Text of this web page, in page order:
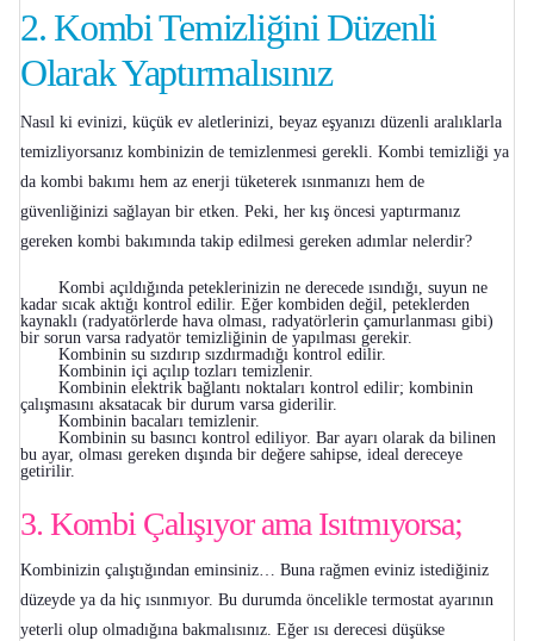
2. Kombi Temizliğini Düzenli
Olarak Yaptırmalısınız
Nasıl ki evinizi, küçük ev aletlerinizi, beyaz eşyanızı düzenli aralıklarla
temizliyorsanız kombinizin de temizlenmesi gerekli. Kombi temizliği ya
da kombi bakımı hem az enerji tüketerek ısınmanızı hem de
güvenliğinizi sağlayan bir etken. Peki, her kış öncesi yaptırmanız
gereken kombi bakımında takip edilmesi gereken adımlar nelerdir?
Kombi açıldığında peteklerinizin ne derecede ısındığı, suyun ne
kadar sıcak aktığı kontrol edilir. Eğer kombiden değil, peteklerden
kaynaklı (radyatörlerde hava olması, radyatörlerin çamurlanması gibi)
bir sorun varsa radyatör temizliğinin de yapılması gerekir.
Kombinin su sızdırıp sızdırmadığı kontrol edilir.
Kombinin içi açılıp tozları temizlenir.
Kombinin elektrik bağlantı noktaları kontrol edilir; kombinin
çalışmasını aksatacak bir durum varsa giderilir.
Kombinin bacaları temizlenir.
Kombinin su basıncı kontrol ediliyor. Bar ayarı olarak da bilinen
bu ayar, olması gereken dışında bir değere sahipse, ideal dereceye
getirilir.
3. Kombi Çalışıyor ama Isıtmıyorsa;
Kombinizin çalıştığından eminsiniz… Buna rağmen eviniz istediğiniz
düzeyde ya da hiç ısınmıyor. Bu durumda öncelikle termostat ayarının
yeterli olup olmadığına bakmalısınız. Eğer ısı derecesi düşükse